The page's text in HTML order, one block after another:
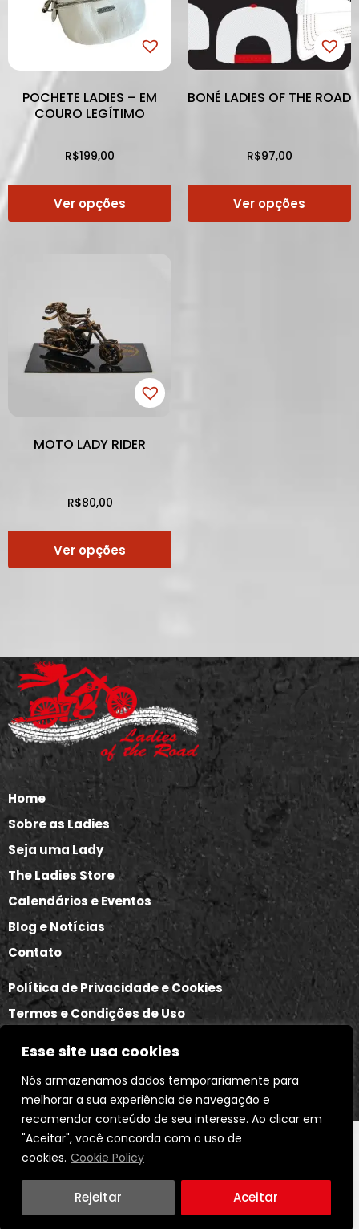
Esse site usa cookies
Nós armazenamos dados temporariamente para
melhorar a sua experiência de navegação e
recomendar conteúdo de seu interesse. Ao clicar em
"Aceitar", você concorda com o uso de
cookies. Cookie Policy
Rejeitar Aceitar
POCHETE LADIES – EM
COURO LEGÍTIMO
R$199,00
Ver opções
BONÉ LADIES OF THE ROAD
R$97,00
Ver opções
MOTO LADY RIDER
R$80,00
Ver opções
Home
Sobre as Ladies
Seja uma Lady
The Ladies Store
Calendários e Eventos
Blog e Notícias
Contato
Política de Privacidade e Cookies
Termos e Condições de Uso
© 2026 LADIES OF THE ROAD. TODOS OS DIREITOS
RESERVADOS. DESIGN BY AGÊNCIA HIRO.